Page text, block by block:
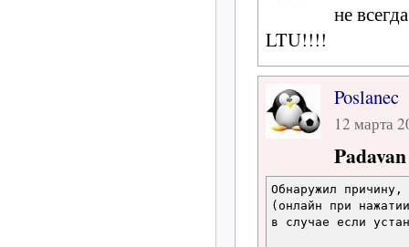
не
LTU!!!!
Poslanec
12 марта
Padavan
Обнаружил причину,
(онлайн при
в случае если